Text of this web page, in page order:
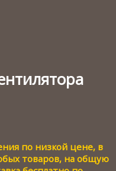
по низкой цене, в
товаров, на общую